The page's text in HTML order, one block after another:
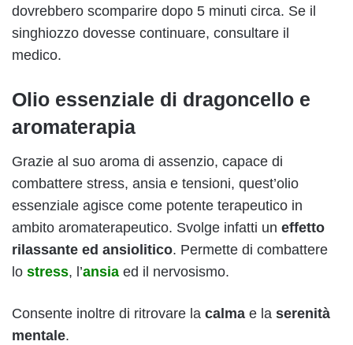
dovrebbero scomparire dopo 5 minuti circa. Se il
singhiozzo dovesse continuare, consultare il
medico.
Olio essenziale di dragoncello e
aromaterapia
Grazie al suo aroma di assenzio, capace di
combattere stress, ansia e tensioni, quest’olio
essenziale agisce come potente terapeutico in
ambito aromaterapeutico. Svolge infatti un effetto
rilassante ed ansiolitico. Permette di combattere
lo stress, l’ansia ed il nervosismo.
Consente inoltre di ritrovare la calma e la serenità
mentale.